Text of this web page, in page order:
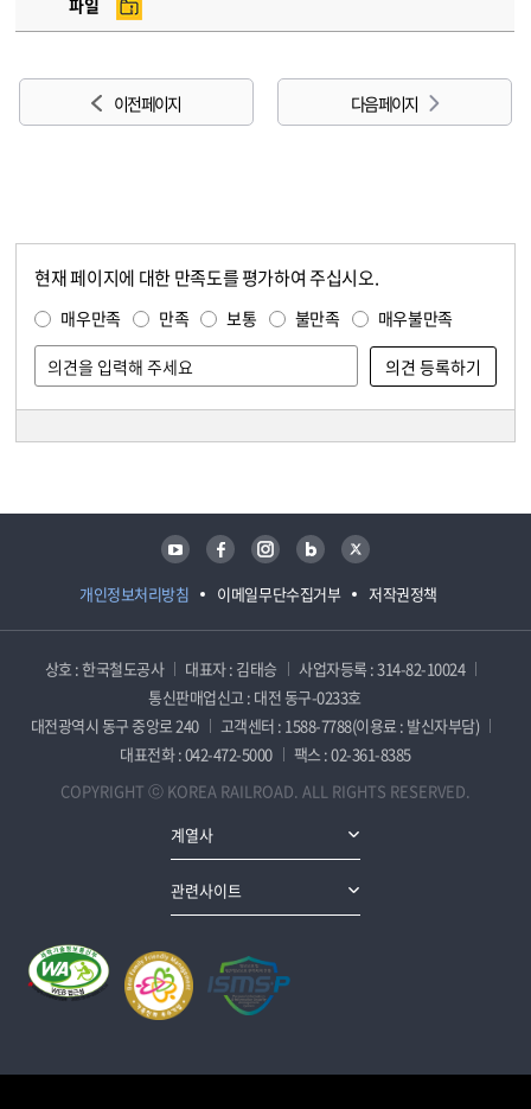
파일
이전 페이지 다음 페이지
현재 페이지에 대한 만족도를 평가하여 주십시오.
매우만족 만족 보통 불만족 매우불만족
개인정보처리방침 이메일무단수집거부 저작권정책
유튜브 페이스북 인스타그램 블로그 트위터
상호 : 한국철도공사 대표자 : 김태승
사업자등록 : 314-82-10024
통신판매업신고 : 대전 동구-0233호
대전광역시 동구 중앙로 240
고객센터 : 1588-7788(이용료 : 발신자부담)
대표전화 : 042-472-5000
팩스 : 02-361-8385
COPYRIGHT ⓒ KOREA RAILROAD. ALL RIGHTS RESERVED.
계열사
관련사이트